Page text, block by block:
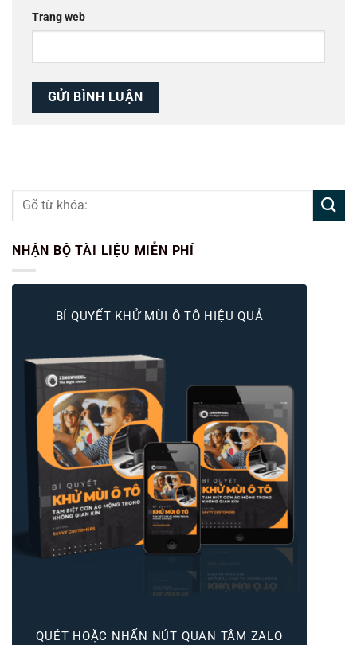
Trang web
NHẬN BỘ TÀI LIỆU MIỄN PHÍ
BÍ QUYẾT KHỬ MÙI Ô TÔ HIỆU QUẢ
QUÉT HOẶC NHẤN NÚT QUAN TÂM ZALO